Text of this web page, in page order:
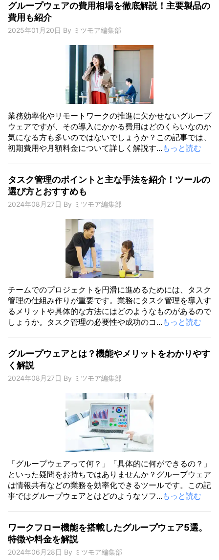
グループウェアの費用相場を徹底解説！主要製品の
費用も紹介
2025年01月20日 By ミツモア編集部
業務効率化やリモートワークの推進に欠かせないグループ
ウェアですが、その導入にかかる費用はどのくらいなのか
気になる方も多いのではないでしょうか？この記事では、
初期費用や月額料金について詳しく解説す... もっと読む
タスク管理のポイントと主な手法を紹介！ツールの
選び方とおすすめも
2024年08月27日 By ミツモア編集部
チームでのプロジェクトを円滑に進めるためには、タスク
管理の仕組み作りが重要です。業務にタスク管理を導入す
るメリットや具体的な方法にはどのようなものがあるので
しょうか。タスク管理の必要性や成功のコ... もっと読む
グループウェアとは？機能やメリットをわかりやす
く解説
2024年08月27日 By ミツモア編集部
「グループウェアって何？」「具体的に何ができるの？」
といった疑問をお持ちではありませんか？グループウェア
は情報共有などの業務を効率化できるツールです。この記
事ではグループウェアとはどのようなソフ... もっと読む
ワークフロー機能を搭載したグループウェア5選。
特徴や料金を解説
2024年06月28日 By ミツモア編集部